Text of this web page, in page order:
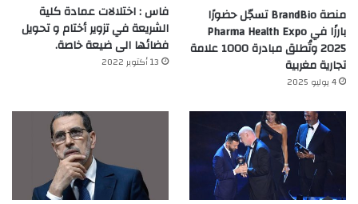
منصة BrandBio تسجّل حضورًا
بارزًا في Pharma Health Expo
2025 وتُطلق مبادرة 1000 علامة
تجارية مغربية
4 يوليو 2025
فاس : اختلالات عمادة كلية
الشريعة في تزوير أختام و تحويل
فضائها الى ضيعة خاصة.
13 أكتوبر 2022